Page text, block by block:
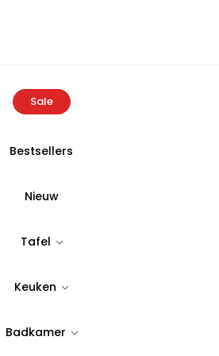
Sale
Bestsellers
Nieuw
Tafel
Keuken
Badkamer
BULDANS
Tijdloos & stijlvol design